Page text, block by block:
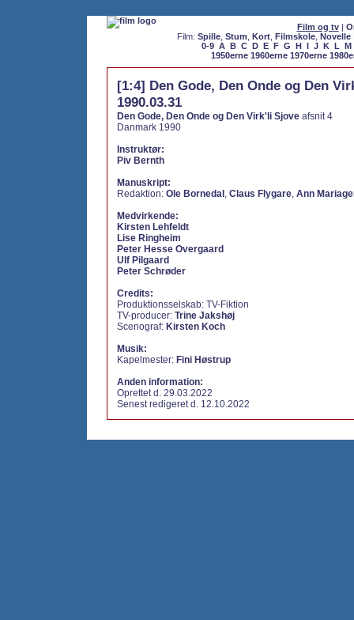
Film og tv|
Film: Spille, Stum Kort, Filmskole, Novelle
0-9 A B C D E F G H I J K L M
1950erne 1960erne 1970erne
[1:4] Den Gode, Den Onde og Den
1990.03.31
Den Gode, Den Onde og Den Virk'li Sjove afsnit 4
Danmark 1990
Instruktør:
Piv Bernth
Manuskript:
Redaktion: Ole Bornedal , Claus Flygare, Ann
Medvirkende:
Kirsten Lehfeldt
Lise Ringheim
Peter Hesse Overgaard
Ulf Pilgaard
Peter Schrøder
Credits:
Produktionsselskab: TV-Fiktion
TV-producer: Trine Jakshøj
Scenograf: Kirsten Koch
Musik:
Kapelmester: Fini Høstrup
Anden information:
Oprettet d. 29.03.2022
Senest redigeret d. 12.10.2022